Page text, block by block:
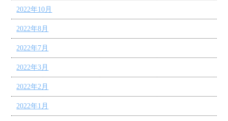
2022年10月
2022年8月
2022年7月
2022年3月
2022年2月
2022年1月